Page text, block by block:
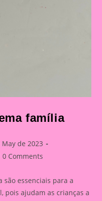
família
May de 2023
0 Comments
essenciais para a
pois ajudam as crianças a